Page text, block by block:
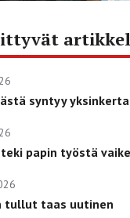
syntyy
papin työstä
tullut taas uutinen